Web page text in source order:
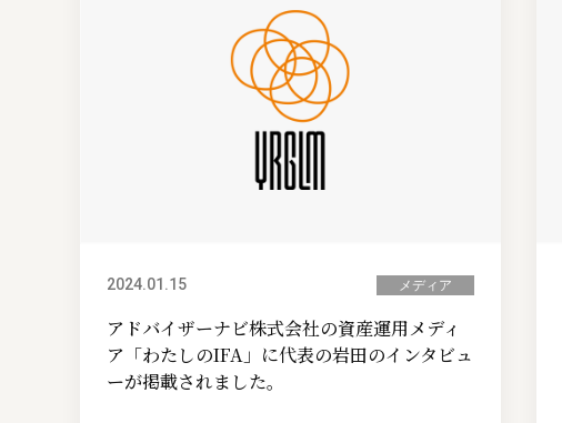
2024.01.15 メディア
アドバイザーナビ株式会社の資産運用メディ
ア「わたしのIFA」に代表の岩田のインタビュ
ーが掲載されました。